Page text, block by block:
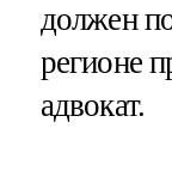
должен
регионе
адвокат.